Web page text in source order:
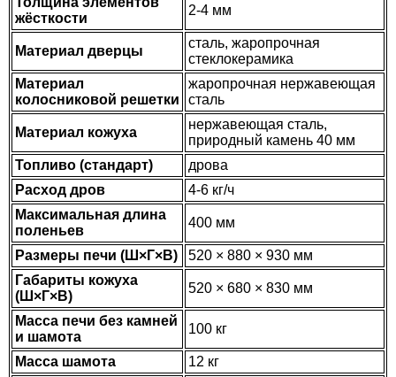
жёсткости
2-4 мм
Материал дверцы
сталь, жаропрочная
стеклокерамика
Материал
колосниковой решетки
жаропрочная нержавеющая
сталь
Материал кожуха
нержавеющая сталь,
природный камень 40 мм
Топливо (стандарт)
дрова
Расход дров
4-6 кг/ч
Максимальная длина
поленьев
400 мм
Размеры печи (Ш×Г×В)
520 × 880 × 930 мм
Габариты кожуха
(Ш×Г×В)
520 × 680 × 830 мм
Масса печи без камней
и шамота
100 кг
Масса шамота
12 кг